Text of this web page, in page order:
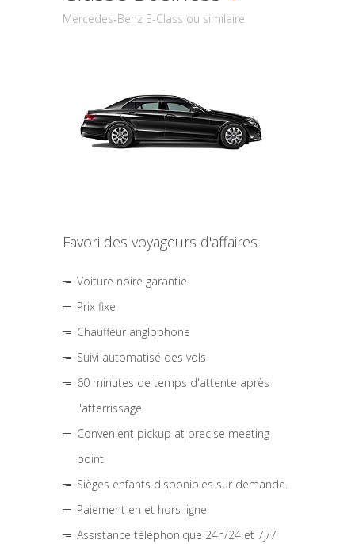
Mercedes-Benz E-Class ou similaire
Favori des voyageurs d'affaires
Voiture noire garantie
Prix fixe
Chauffeur anglophone
Suivi automatisé des vols
60 minutes de temps d'attente après
l'atterrissage
Convenient pickup at precise meeting
point
Sièges enfants disponibles sur demande.
Paiement en et hors ligne
Assistance téléphonique 24h/24 et 7j/7